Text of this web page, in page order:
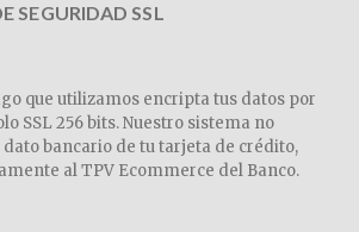
SEGURIDAD SSL
que utilizamos encripta tus datos por
SSL 256 bits. Nuestro sistema no
bancario de tu tarjeta de crédito,
al TPV Ecommerce del Banco.